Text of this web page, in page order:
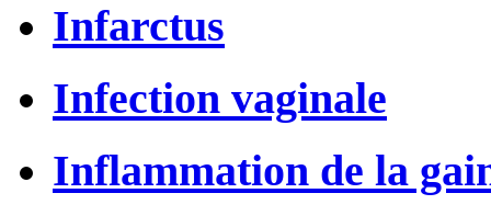
Infarctus
Infection vaginale
Inflammation de la